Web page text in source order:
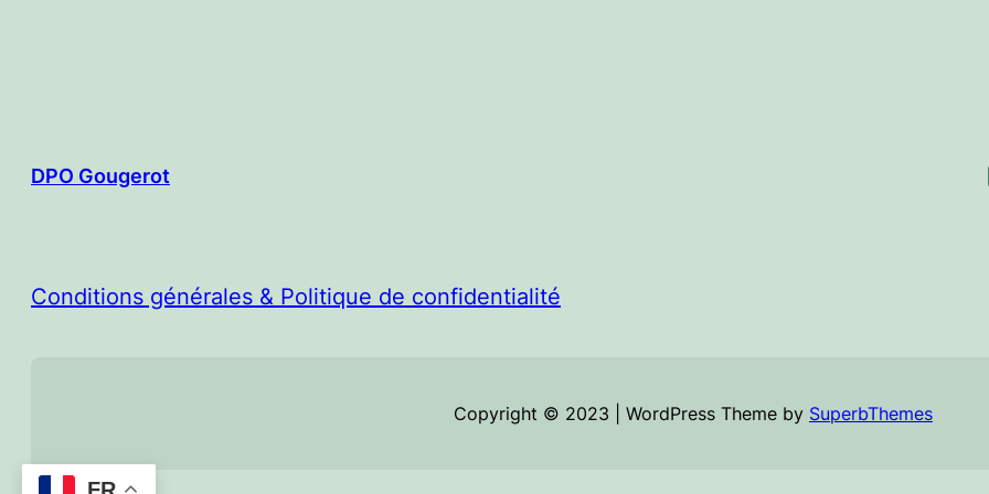
DPO Gougerot
Conditions générales & Politique de confidentialité
Copyright © 2023 | WordPress Theme by SuperbThemes